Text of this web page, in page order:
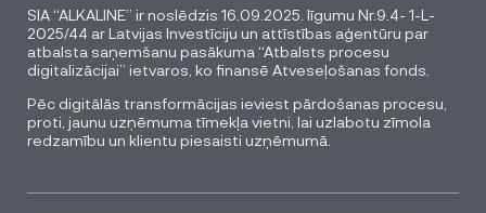
SIA “ALKALINE” ir noslēdzis 16.09.2025. līgumu Nr.9.4- 1-L-
2025/44 ar Latvijas Investīciju un attīstības aģentūru par
atbalsta saņemšanu pasākuma “Atbalsts procesu
digitalizācijai” ietvaros, ko finansē Atveseļošanas fonds.
Pēc digitālās transformācijas ieviest pārdošanas procesu,
proti, jaunu uzņēmuma tīmekļa vietni, lai uzlabotu zīmola
redzamību un klientu piesaisti uzņēmumā.